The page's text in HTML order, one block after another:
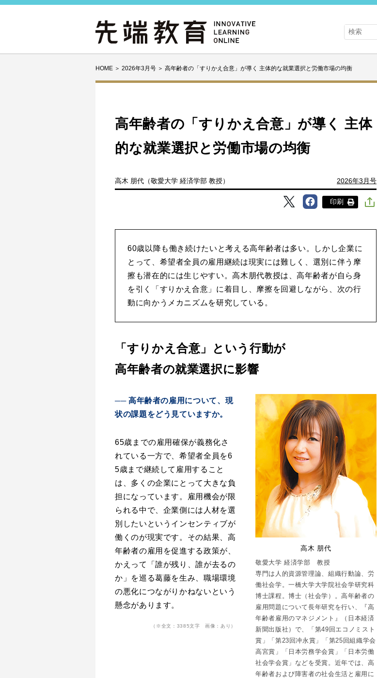
HOME ＞ 2026年3月号 ＞ 高年齢者の「すりかえ合意」が導く 主体的な就業選択と労働市場の均衡
高年齢者の「すりかえ合意」が導く 主体
的な就業選択と労働市場の均衡
高木 朋代（敬愛大学 経済学部 教授） 2026年3月号
印刷
60歳以降も働き続けたいと考える高年齢者は多い。しかし企業に
とって、希望者全員の雇用継続は現実には難しく、選別に伴う摩
擦も潜在的には生じやすい。高木朋代教授は、高年齢者が自ら身
を引く「すりかえ合意」に着目し、摩擦を回避しながら、次の行
動に向かうメカニズムを研究している。
「すりかえ合意」という行動が
高年齢者の就業選択に影響
高木 朋代
敬愛大学 経済学部 教授
専門は人的資源管理論、組織行動論、労
働社会学。一橋大学大学院社会学研究科
博士課程。博士（社会学）。高年齢者の
雇用問題について長年研究を行い、『高
年齢者雇用のマネジメント』（日本経済
新聞出版社）で、「第49回エコノミスト
賞」「第23回冲永賞」「第25回組織学会
高宮賞」「日本労務学会賞」「日本労働
社会学会賞」などを受賞。近年では、高
年齢者および障害者の社会生活と雇用に
── 高年齢者の雇用について、現
状の課題をどう見ていますか。
65歳までの雇用確保が義務化さ
れている一方で、希望者全員を6
5歳まで継続して雇用すること
は、多くの企業にとって大きな負
担になっています。雇用機会が限
られる中で、企業側には人材を選
別したいというインセンティブが
働くのが現実です。その結果、高
年齢者の雇用を促進する政策が、
かえって「誰が残り、誰が去るの
か」を巡る葛藤を生み、職場環境
の悪化につながりかねないという
懸念があります。
（※全文：3385文字 画像：あり）